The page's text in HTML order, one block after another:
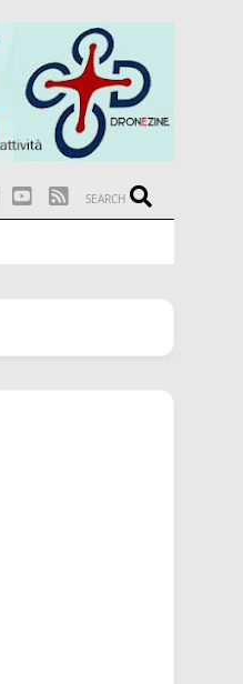
SEARCH